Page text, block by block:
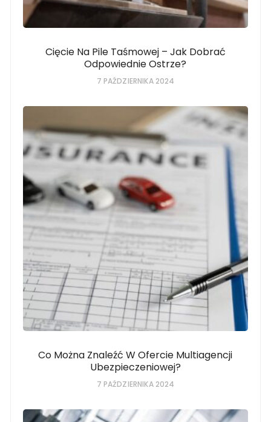
Cięcie Na Pile Taśmowej – Jak Dobrać
Odpowiednie Ostrze?
7 PAŹDZIERNIKA 2024
Co Można Znaleźć W Ofercie Multiagencji
Ubezpieczeniowej?
7 PAŹDZIERNIKA 2024